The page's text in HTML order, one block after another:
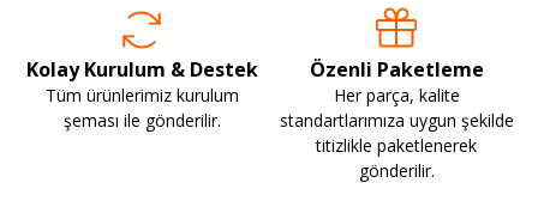
Kolay Kurulum & Destek
Tüm ürünlerimiz kurulum
şeması ile gönderilir.
Özenli Paketleme
Her parça, kalite
standartlarımıza uygun şekilde
titizlikle paketlenerek
gönderilir.